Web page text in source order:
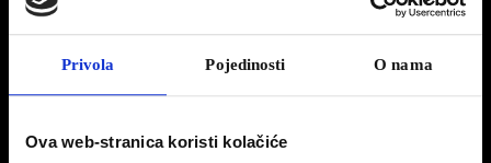
Privola Pojedinosti O nama
Ova web-stranica koristi kolačiće
BESPLATNA DIJAGNOSTIKA